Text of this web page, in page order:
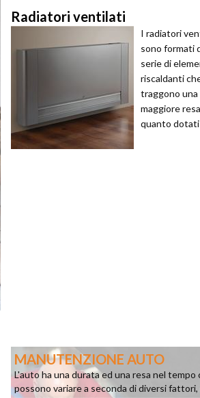
Radiatori ventilati
I radiatori
sono formati
serie di
riscaldanti
traggono una
maggiore
quanto dotati
MANUTENZIONE AUTO
L'auto ha una durata ed una resa nel tempo
possono variare a seconda di diversi fattori,